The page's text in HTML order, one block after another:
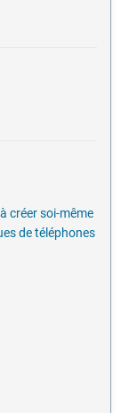
créer soi-même
de téléphones